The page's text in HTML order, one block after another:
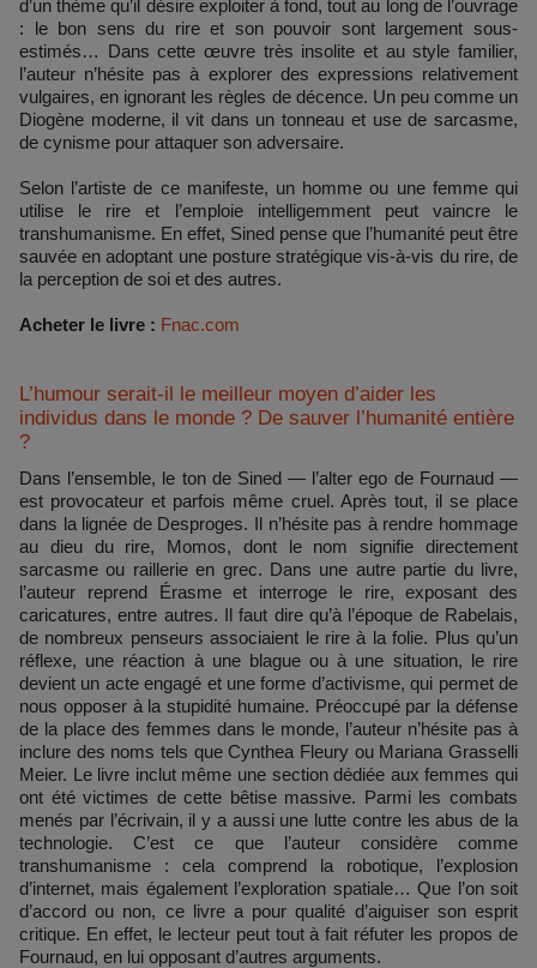
d’un thème qu’il désire exploiter à fond, tout au long de l’ouvrage
: le bon sens du rire et son pouvoir sont largement sous-
estimés… Dans cette œuvre très insolite et au style familier,
l’auteur n’hésite pas à explorer des expressions relativement
vulgaires, en ignorant les règles de décence. Un peu comme un
Diogène moderne, il vit dans un tonneau et use de sarcasme,
de cynisme pour attaquer son adversaire.
Selon l’artiste de ce manifeste, un homme ou une femme qui
utilise le rire et l’emploie intelligemment peut vaincre le
transhumanisme. En effet, Sined pense que l’humanité peut être
sauvée en adoptant une posture stratégique vis-à-vis du rire, de
la perception de soi et des autres.
Acheter le livre : Fnac.com
L’humour serait-il le meilleur moyen d’aider les
individus dans le monde ? De sauver l’humanité entière
?
Dans l’ensemble, le ton de Sined — l’alter ego de Fournaud —
est provocateur et parfois même cruel. Après tout, il se place
dans la lignée de Desproges. Il n’hésite pas à rendre hommage
au dieu du rire, Momos, dont le nom signifie directement
sarcasme ou raillerie en grec. Dans une autre partie du livre,
l’auteur reprend Érasme et interroge le rire, exposant des
caricatures, entre autres. Il faut dire qu’à l’époque de Rabelais,
de nombreux penseurs associaient le rire à la folie. Plus qu’un
réflexe, une réaction à une blague ou à une situation, le rire
devient un acte engagé et une forme d’activisme, qui permet de
nous opposer à la stupidité humaine. Préoccupé par la défense
de la place des femmes dans le monde, l’auteur n’hésite pas à
inclure des noms tels que Cynthea Fleury ou Mariana Grasselli
Meier. Le livre inclut même une section dédiée aux femmes qui
ont été victimes de cette bêtise massive. Parmi les combats
menés par l’écrivain, il y a aussi une lutte contre les abus de la
technologie. C’est ce que l’auteur considère comme
transhumanisme : cela comprend la robotique, l’explosion
d’internet, mais également l’exploration spatiale… Que l’on soit
d’accord ou non, ce livre a pour qualité d’aiguiser son esprit
critique. En effet, le lecteur peut tout à fait réfuter les propos de
Fournaud, en lui opposant d’autres arguments.